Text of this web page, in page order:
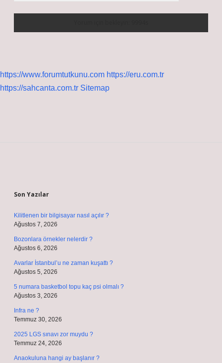
https://www.forumtutkunu.com https://eru.com.tr
https://sahcanta.com.tr Sitemap
Son Yazılar
Kilitlenen bir bilgisayar nasıl açılır ?
Ağustos 7, 2026
Bozonlara örnekler nelerdir ?
Ağustos 6, 2026
Avarlar İstanbul’u ne zaman kuşattı ?
Ağustos 5, 2026
5 numara basketbol topu kaç psi olmalı ?
Ağustos 3, 2026
Infra ne ?
Temmuz 30, 2026
2025 LGS sınavı zor muydu ?
Temmuz 24, 2026
Anaokuluna hangi ay başlanır ?